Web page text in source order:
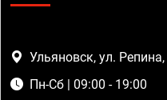
Ульяновск, ул.
Пн-Сб | 09:00 - 19:00